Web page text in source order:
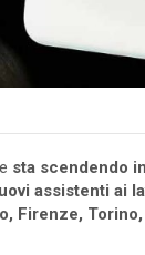
sta scendendo
assistenti ai
Firenze,